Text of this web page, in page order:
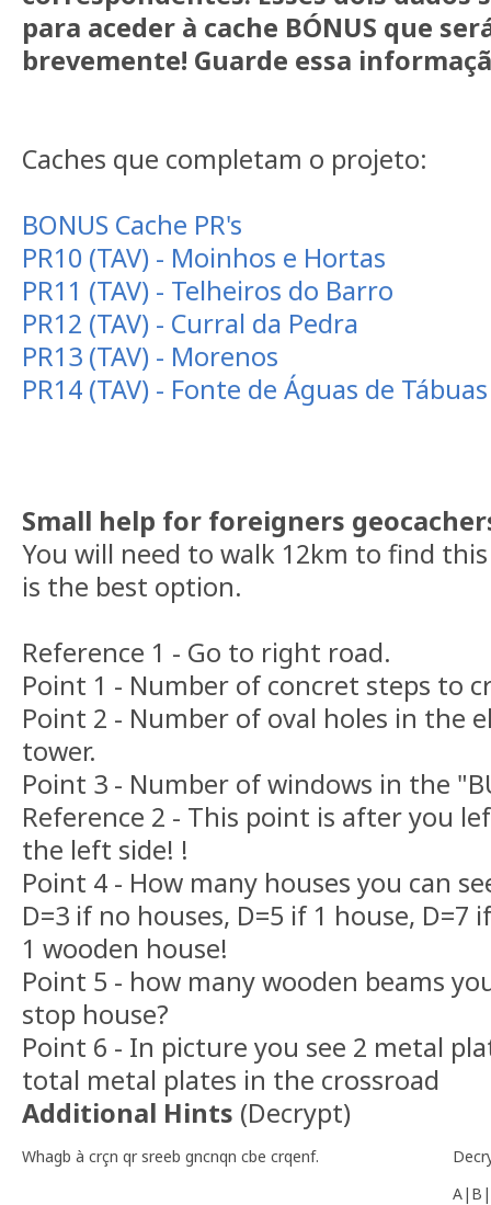
para aceder à cache BÓNUS que
brevemente! Guarde essa
Caches que completam o projeto:
BONUS Cache PR's
PR10 (TAV) - Moinhos e Hortas
PR11 (TAV) - Telheiros do Barro
PR12 (TAV) - Curral da Pedra
PR13 (TAV) - Morenos
PR14 (TAV) - Fonte de Águas de Tábuas
Small help for foreigners
You will need to walk 12km to find
is the best option.
Reference 1 - Go to right road.
Point 1 - Number of concret steps to
Point 2 - Number of oval holes in the
tower.
Point 3 - Number of windows in the
Reference 2 - This point is after you
the left side! !
Point 4 - How many houses you can
D=3 if no houses, D=5 if 1 house, D=7
1 wooden house!
Point 5 - how many wooden beams
stop house?
Point 6 - In picture you see 2 metal
total metal plates in the crossroad
Additional Hints (Decrypt)
Whagb à crçn qr sreeb gncnqn cbe crqenf.